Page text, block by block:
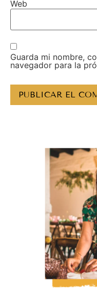
Web
Guarda mi nombre,
navegador para la